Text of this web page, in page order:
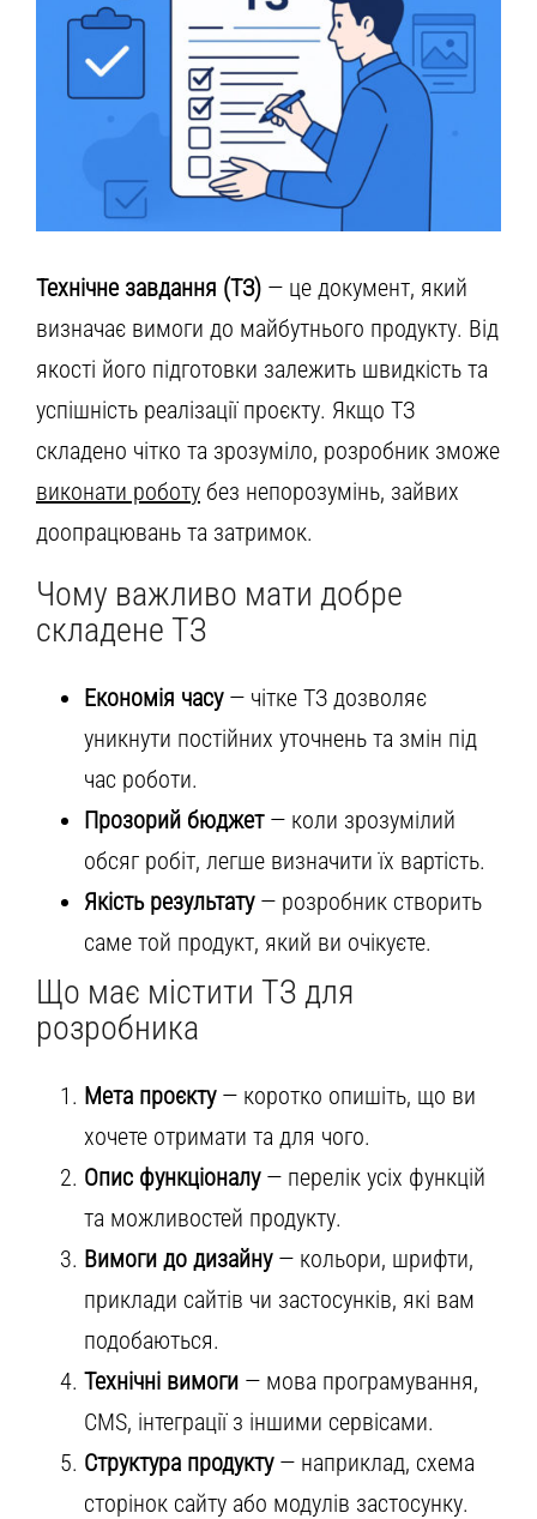
Технічне завдання (ТЗ) — це документ, який
визначає вимоги до майбутнього продукту. Від
якості його підготовки залежить швидкість та
успішність реалізації проєкту. Якщо ТЗ
складено чітко та зрозуміло, розробник зможе
виконати роботу без непорозумінь, зайвих
доопрацювань та затримок.
Чому важливо мати добре
складене ТЗ
Економія часу— чітке ТЗ дозволяє
уникнути постійних уточнень та змін під
час роботи.
Прозорий бюджет— коли зрозумілий
обсяг робіт, легше визначити їх вартість.
Якість результату— розробник створить
саме той продукт, який ви очікуєте.
Що має містити ТЗ для
розробника
Мета проєкту— коротко опишіть, що ви
хочете отримати та для чого.
Опис функціоналу— перелік усіх функцій
та можливостей продукту.
Вимоги до дизайну— кольори, шрифти,
приклади сайтів чи застосунків, які вам
подобаються.
Технічні вимоги — мова програмування,
CMS, інтеграції з іншими сервісами.
Структура продукту— наприклад, схема
сторінок сайту або модулів застосунку.